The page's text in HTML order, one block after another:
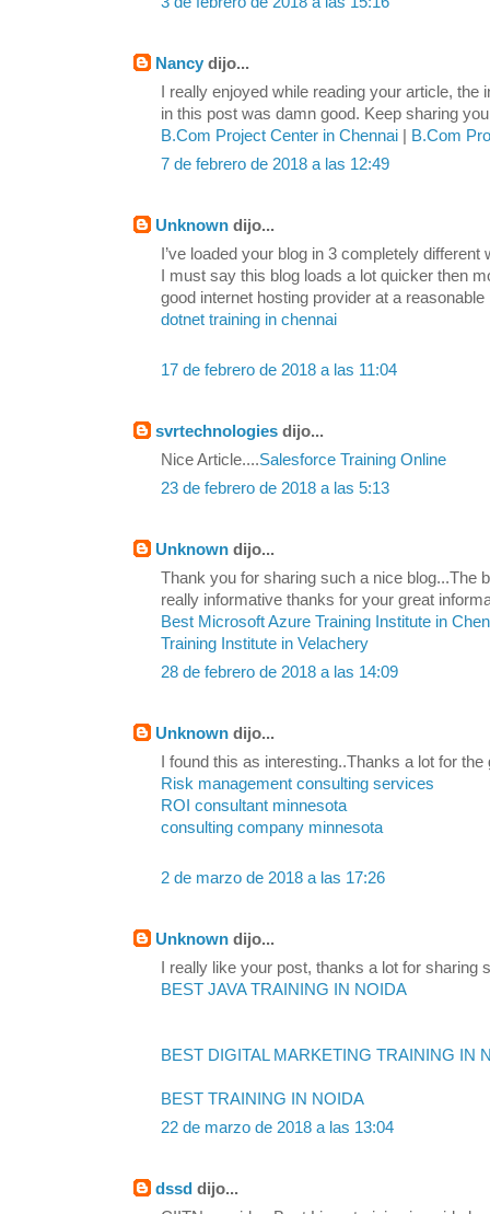
Nancy dijo...
I really enjoyed while reading your article,
in this post was damn good. Keep sharing
B.Com Project Center in Chennai
B.Com
7 de febrero de 2018 a las 12:49
Unknown dijo...
I’ve loaded your blog in 3 completely
I must say this blog loads a lot quicker then
good internet hosting provider at a reasonable
dotnet training in chennai
17 de febrero de 2018 a las 11:04
svrtechnologies dijo...
Nice Article....Salesforce Training Online
23 de febrero de 2018 a las 5:13
Unknown dijo...
Thank you for sharing such a nice blog...The
really informative thanks for your great
Best Microsoft Azure Training Institute in
Training Institute in Velachery
28 de febrero de 2018 a las 14:09
Unknown dijo...
I found this as interesting..Thanks a lot for
Risk management consulting services
ROI consultant minnesota
consulting company minnesota
2 de marzo de 2018 a las 17:26
Unknown dijo...
I really like your post, thanks a lot for sharing
BEST JAVA TRAINING IN NOIDA
BEST DIGITAL MARKETING TRAINING IN
BEST TRAINING IN NOIDA
22 de marzo de 2018 a las 13:04
dssd dijo...